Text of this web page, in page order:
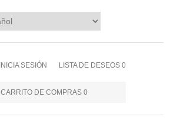
INICIA SESIÓN LISTA DE DESEOS 0
CARRITO DE COMPRAS 0